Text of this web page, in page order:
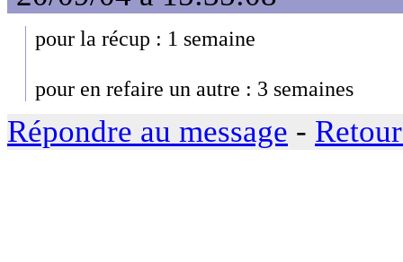
pour la récup : 1 semaine
pour en refaire un autre : 3 semaines
Répondre au message -